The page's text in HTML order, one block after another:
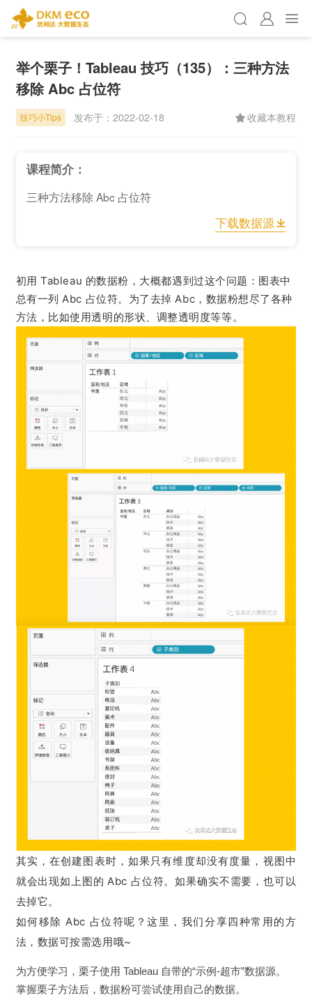
举个栗子！Tableau 技巧（135）：三种方法
移除 Abc 占位符
技巧小Tips 发布于： 2022-02-18 收藏本教程
课程简介：
三种方法移除 Abc 占位符
下载数据源
初用 Tableau 的数据粉，大概都遇到过这个问题：图表中
总有一列 Abc 占位符。 为了去掉 Abc，数据粉想尽了各种
方法，比如使用透明的形状、调整透明度等等。
其实，在创建图表时，如果只有维度却没有度量，视图中
就会出现如上图的 Abc 占位符。如果确实不需要，也可以
去掉它。
如何移除 Abc 占位符呢？这里，我们分享四种常用的方
法，数据可按需选用哦~
为方便学习，栗子使用 Tableau 自带的“示例-超市”数据源。
掌握栗子方法后，数据粉可尝试使用自己的数据。